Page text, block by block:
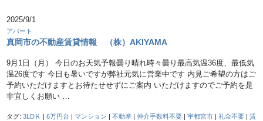
2025/9/1
アパート
真岡市の不動産賃貸情報 （株）AKIYAMA
9月1日（月） 今日のお天気予報曇り晴れ時々曇り最高気温36度、最低気
温26度です 今日も暑いですが弊社元気に営業中です 内見ご希望の方はご
予約いただけますとお待たせせずにご案内 いただけますのでご予約を是
非宜しくお願い …
タグ:3LDＫ |6万円台 マンション |不動産 |仲介手数料不要 |宇都宮市 |礼金不要 |賃